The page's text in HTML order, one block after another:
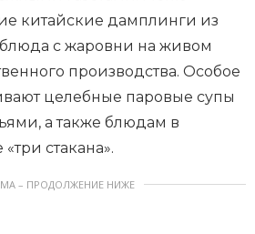
китайские дамплинги из
с жаровни на живом
производства. Особое
целебные паровые супы
а также блюдам в
стакана».
– ПРОДОЛЖЕНИЕ НИЖЕ